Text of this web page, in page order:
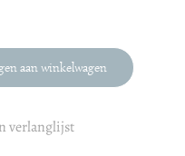
aan winkelwagen
verlanglijst